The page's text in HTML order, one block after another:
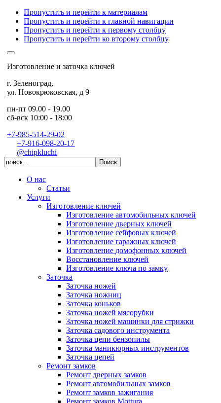
Пропустить и перейти к материалам
Пропустить и перейти к главной навигации
Пропустить и перейти к первому столбцу
Пропустить и перейти ко второму столбцу
Изготовление и заточка ключей
г. Зеленоград,
ул. Новокрюковская, д 9
пн-пт 09.00 - 19.00
сб-вск 10:00 - 18:00
+7-985-514-29-02
+7-916-098-20-17
@chipkluchi
О нас
Статьи
Услуги
Изготовление ключей
Изготовление автомобильных ключей
Изготовление дверных ключей
Изготовление сейфовых ключей
Изготовление гаражных ключей
Изготовление домофонных ключей
Восстановление ключей
Изготовление ключа по замку
Заточка
Заточка ножей
Заточка ножниц
Заточка коньков
Заточка ножей мясорубки
Заточка ножей машинки для стрижки
Заточка садового инструмента
Заточка цепи бензопилы
Заточка маникюрных инструментов
Заточка цепей
Ремонт замков
Ремонт дверных замков
Ремонт автомобильных замков
Ремонт замков зажигания
Ремонт замков Mottura